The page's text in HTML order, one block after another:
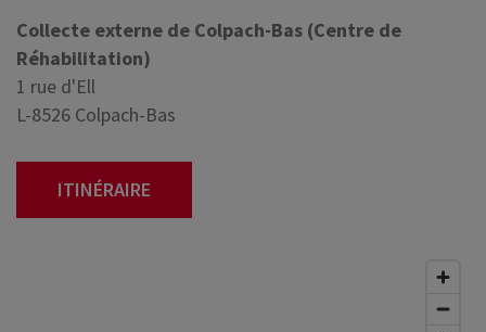
Collecte externe de Colpach-Bas (Centre de
Réhabilitation)
1 rue d'Ell
L-8526 Colpach-Bas
ITINÉRAIRE